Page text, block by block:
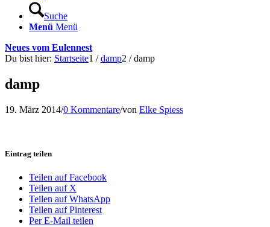
Suche
Menü Menü
Neues vom Eulennest
Du bist hier: Startseite1 / damp2 / damp
damp
19. März 2014/0 Kommentare/von Elke Spiess
Eintrag teilen
Teilen auf Facebook
Teilen auf X
Teilen auf WhatsApp
Teilen auf Pinterest
Per E-Mail teilen